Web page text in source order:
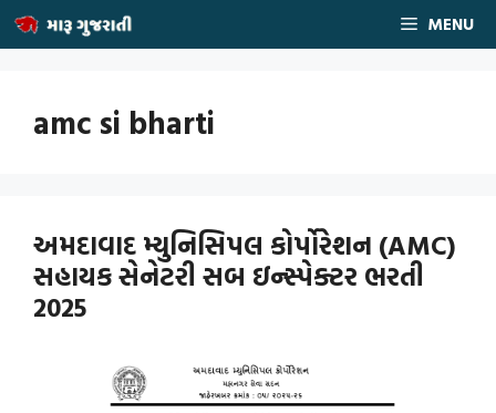
Skip
MENU
amc si bharti
અમદાવાદ મ્યુનિસિપલ કોર્પોરેશન (AMC)
સહાયક સેનેટરી સબ ઇન્સ્પેક્ટર ભરતી
2025